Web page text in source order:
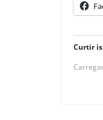
Curtir